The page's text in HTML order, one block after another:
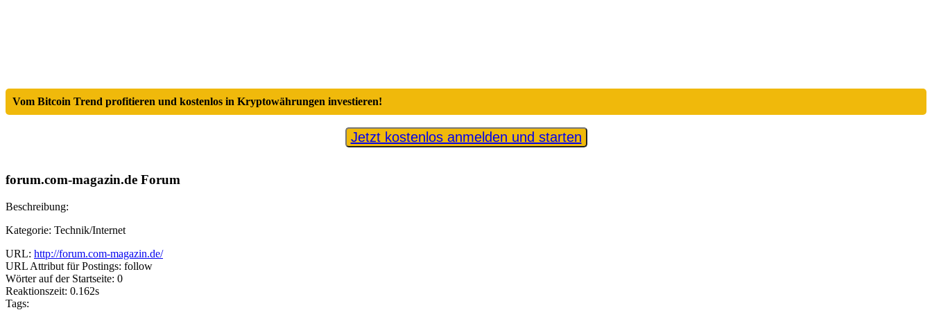
Vom Bitcoin Trend profitieren und kostenlos in Kryptowährungen investieren!
Jetzt kostenlos anmelden und starten
forum.com-magazin.de Forum
Beschreibung:
Kategorie: Technik/Internet
URL: http://forum.com-magazin.de/
URL Attribut für Postings: follow
Wörter auf der Startseite: 0
Reaktionszeit: 0.162s
Tags: